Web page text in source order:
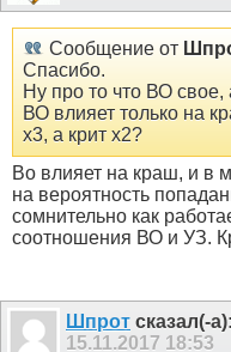
Сообщение от
Спасибо.
Ну про то что ВО свое,
ВО влияет только на
х3, а крит х2?
Во влияет на краш, и в
на вероятность
сомнительно как
соотношения ВО и УЗ.
Шпрот сказал(-а):
15.11.2017 18:53